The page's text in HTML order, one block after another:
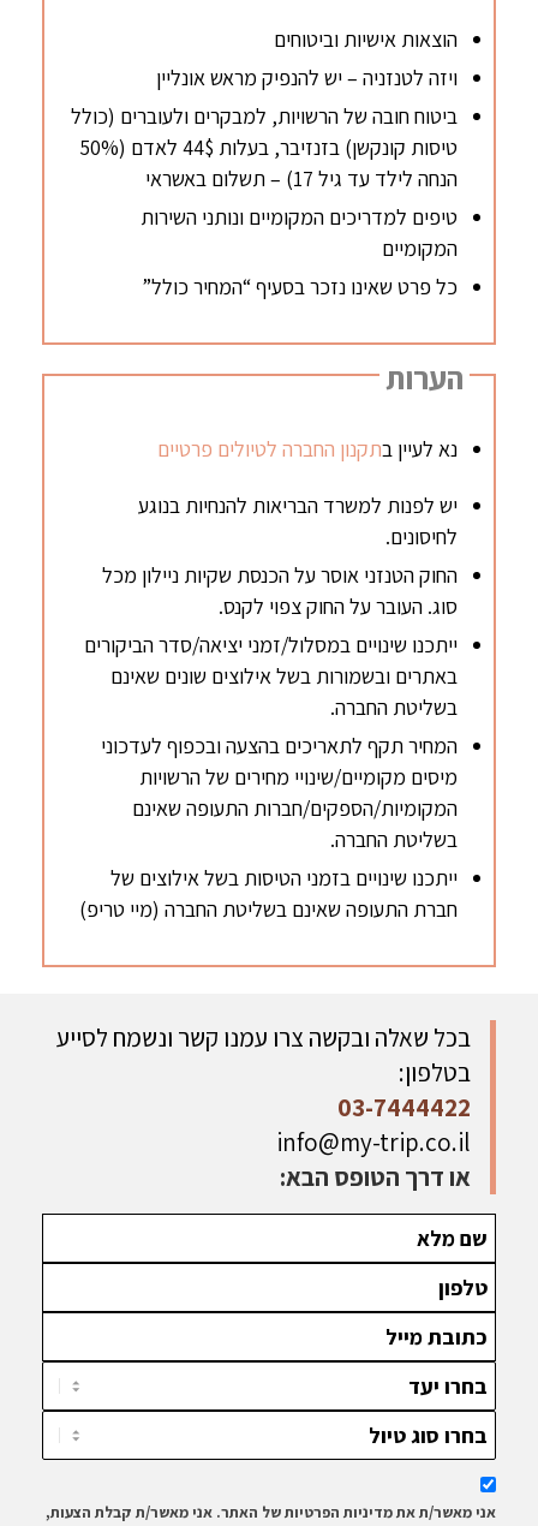
הוצאות אישיות וביטוחים
ויזה לטנזניה – יש להנפיק מראש אונליין
ביטוח חובה של הרשויות, למבקרים ולעוברים (כולל
טיסות קונקשן) בזנזיבר, בעלות 44$ לאדם (50%
הנחה לילד עד גיל 17) – תשלום באשראי
טיפים למדריכים המקומיים ונותני השירות
המקומיים
כל פרט שאינו נזכר בסעיף “המחיר כולל”
הערות
נא לעיין בתקנון החברה לטיולים פרטיים
יש לפנות למשרד הבריאות להנחיות בנוגע
לחיסונים.
החוק הטנזני אוסר על הכנסת שקיות ניילון מכל
סוג. העובר על החוק צפוי לקנס.
ייתכנו שינויים במסלול/זמני יציאה/סדר הביקורים
באתרים ובשמורות בשל אילוצים שונים שאינם
בשליטת החברה.
המחיר תקף לתאריכים בהצעה ובכפוף לעדכוני
מיסים מקומיים/שינויי מחירים של הרשויות
המקומיות/הספקים/חברות התעופה שאינם
בשליטת החברה.
ייתכנו שינויים בזמני הטיסות בשל אילוצים של
חברת התעופה שאינם בשליטת החברה (מיי טריפ)
אני מאשר/ת את מדיניות הפרטיות של האתר. אני מאשר/ת קבלת הצעות,
בכל שאלה ובקשה צרו עמנו קשר ונשמח לסייע
בטלפון:
03-7444422
info@my-trip.co.il
או דרך הטופס הבא: